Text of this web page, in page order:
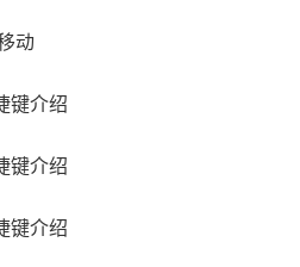
动
键介绍
键介绍
键介绍